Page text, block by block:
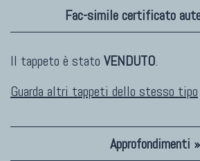
Fac-simile certificato
Il tappeto è stato VENDUTO.
Guarda altri tappeti dello stesso tipo
Approfondimenti »